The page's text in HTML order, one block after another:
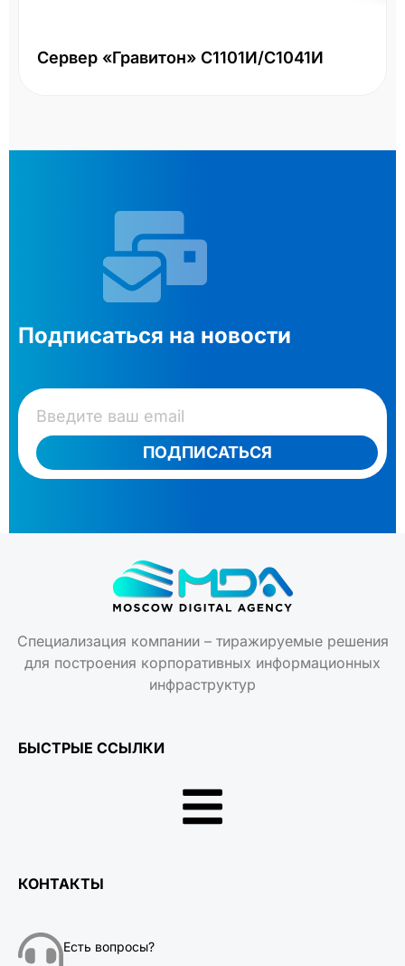
Сервер «Гравитон» С1101И/С1041И
Подписаться на новости
ПОДПИСАТЬСЯ
Специализация компании – тиражируемые решения
для построения корпоративных информационных
инфраструктур
БЫСТРЫЕ ССЫЛКИ
КОНТАКТЫ
Есть вопросы?